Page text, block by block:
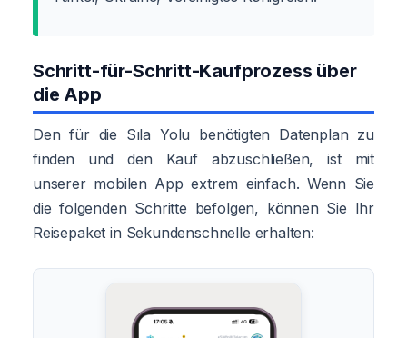
Schritt-für-Schritt-Kaufprozess über
die App
Den für die Sıla Yolu benötigten Datenplan zu
finden und den Kauf abzuschließen, ist mit
unserer mobilen App extrem einfach. Wenn Sie
die folgenden Schritte befolgen, können Sie Ihr
Reisepaket in Sekundenschnelle erhalten: